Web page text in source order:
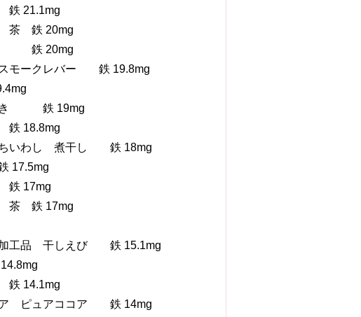
21.1mg
茶 鉄 20mg
粉 鉄 20mg
モークレバー 鉄 19.8mg
き 鉄 19mg
18.8mg
ちいわし 煮干し 鉄 18mg
17.5mg
17mg
茶 鉄 17mg
加工品 干しえび 鉄 15.1mg
14.1mg
ア ピュアココア 鉄 14mg